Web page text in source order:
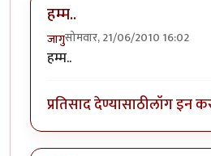
हम्म..
जागुसोमवार, 21/06/2010 16:02
हम्म..
प्रतिसाद देण्यासाठीलॉग इन